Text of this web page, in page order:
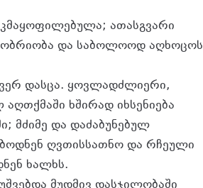
ათასგვარი
და საბოლოოდ აღხოცოს
დასცა. ყოვლადძლიერი,
ხშირად იხსენიება
მძიმე და დაძაბუნებულ
ღვთისსათნო და რჩეული
ხალხს.